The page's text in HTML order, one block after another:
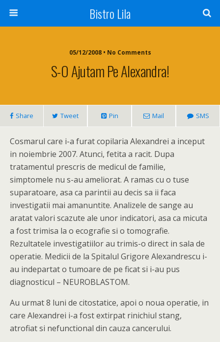
Bistro Lila
05/12/2008 • No Comments
S-O Ajutam Pe Alexandra!
Share Tweet Pin Mail SMS
Cosmarul care i-a furat copilaria Alexandrei a inceput
in noiembrie 2007. Atunci, fetita a racit. Dupa
tratamentul prescris de medicul de familie,
simptomele nu s-au ameliorat. A ramas cu o tuse
suparatoare, asa ca parintii au decis sa ii faca
investigatii mai amanuntite. Analizele de sange au
aratat valori scazute ale unor indicatori, asa ca micuta
a fost trimisa la o ecografie si o tomografie.
Rezultatele investigatiilor au trimis-o direct in sala de
operatie. Medicii de la Spitalul Grigore Alexandrescu i-
au indepartat o tumoare de pe ficat si i-au pus
diagnosticul – NEUROBLASTOM.
Au urmat 8 luni de citostatice, apoi o noua operatie, in
care Alexandrei i-a fost extirpat rinichiul stang,
atrofiat si nefunctional din cauza cancerului.